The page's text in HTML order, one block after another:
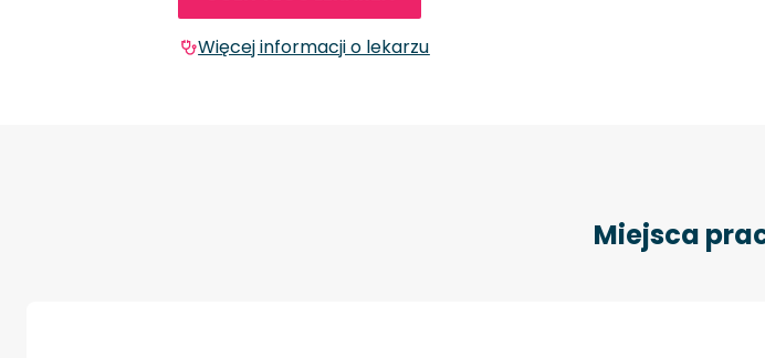
Więcej informacji o lekarzu
Miejsca